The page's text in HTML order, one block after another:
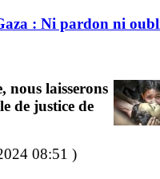
: Ni pardon ni
nous laisserons
de justice de
08:51 )